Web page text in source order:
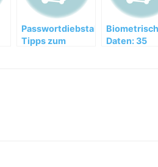
Passwortdiebstahl:
Tipps zum
Daten: 35